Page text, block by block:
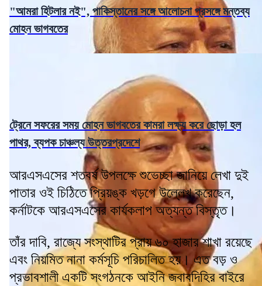
"আমরা হিটলার নই", পাকিস্তানের সঙ্গে আলোচনা প্রসঙ্গে মন্তব্য
মোহন ভাগবতের
ট্রেনে সফরের সময় মোহন ভাগবতের কামরা লক্ষ্য করে ছোড়া হল
পাথর, ব্যপক চাঞ্চল্য উত্তরপ্রদেশে
আরএসএসের শতবর্ষ উপলক্ষে শুভেচ্ছা জানিয়ে লেখা দুই
পাতার ওই চিঠিতে প্রিয়ঙ্ক খড়গে উল্লেখ করেছেন,
কর্নাটকে আরএসএসের কার্যকলাপ অত্যন্ত বিস্তৃত।
তাঁর দাবি, রাজ্যে সংস্থাটির প্রায় ৬০ হাজার শাখা রয়েছে
এবং নিয়মিত নানা কর্মসূচি পরিচালিত হয়। এত বড় ও
প্রভাবশালী একটি সংগঠনকে আইনি জবাবদিহির বাইরে